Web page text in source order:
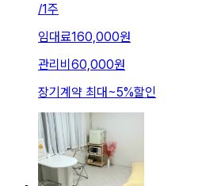
/1주
임대료160,000원
관리비 60,000원
장기계약 최대~5%할인